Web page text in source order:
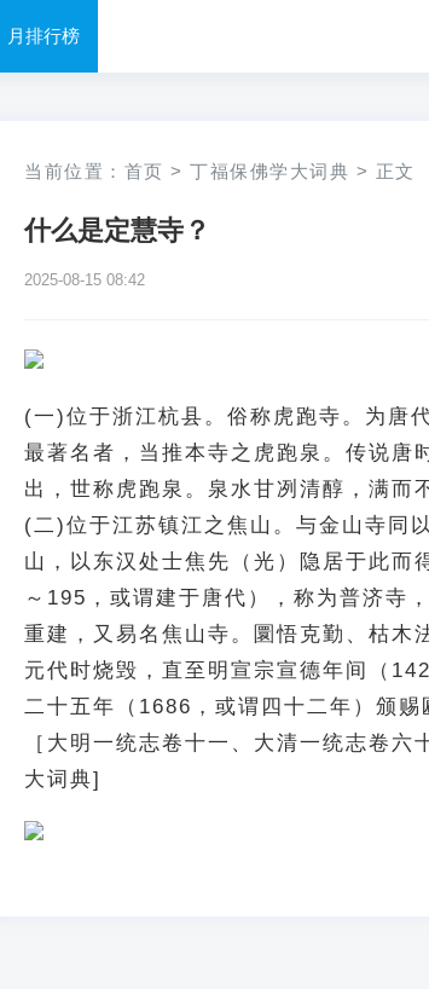
月排行榜
当前位置： 首页 > 丁福保佛学大词典 > 正文
什么是定慧寺？
2025-08-15 08:42
(一)位于浙江杭县。俗称虎跑寺。为唐
最著名者，当推本寺之虎跑泉。传说唐
出，世称虎跑泉。泉水甘冽清醇，满
(二)位于江苏镇江之焦山。与金山寺同
山，以东汉处士焦先（光）隐居于此而
～195，或谓建于唐代），称为普济寺
重建，又易名焦山寺。圜悟克勤、枯木
元代时烧毁，直至明宣宗宣德年间（
二十五年（1686，或谓四十二年）颁赐
［大明一统志卷十一、大清一统志卷
大词典]